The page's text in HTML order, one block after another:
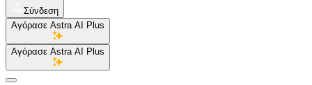
Σύνδεση
Αγόρασε Astra AI Plus
Αγόρασε Astra AI Plus